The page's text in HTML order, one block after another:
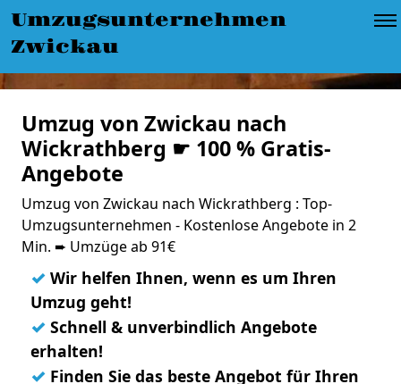
Umzugsunternehmen
Zwickau
Umzug von Zwickau nach
Wickrathberg ☛ 100 % Gratis-
Angebote
Umzug von Zwickau nach Wickrathberg : Top-
Umzugsunternehmen - Kostenlose Angebote in 2
Min. ➨ Umzüge ab 91€
✓ Wir helfen Ihnen, wenn es um Ihren
Umzug geht!
✓ Schnell & unverbindlich Angebote
erhalten!
✓ Finden Sie das beste Angebot für Ihren